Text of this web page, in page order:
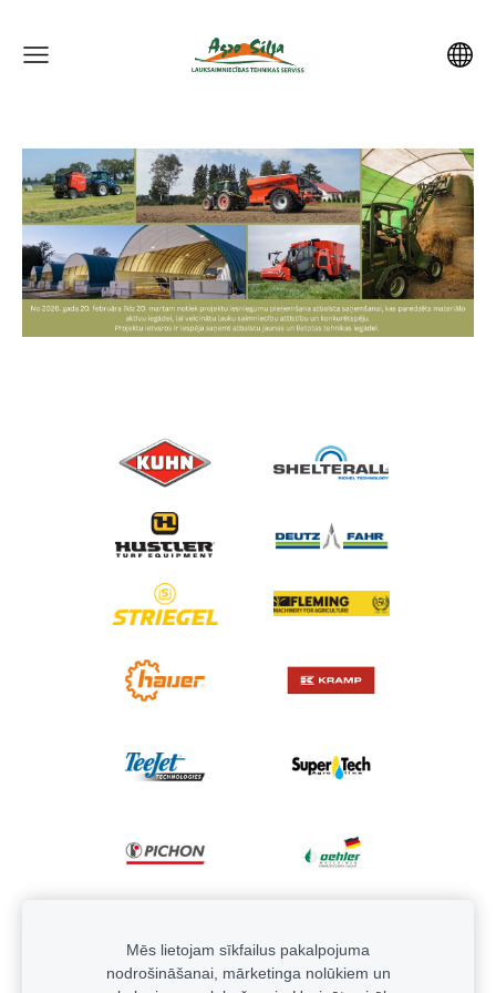
Mēs lietojam sīkfailus pakalpojuma
nodrošināšanai, mārketinga nolūkiem un